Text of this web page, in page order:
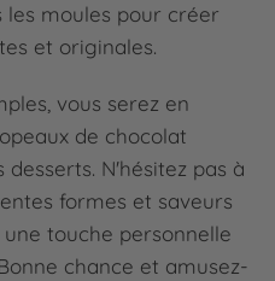
les moules pour créer
et originales.
vous serez en
de chocolat
N'hésitez pas à
formes et saveurs
touche personnelle
chance et amusez-